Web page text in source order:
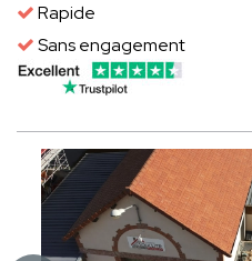
Rapide
Sans engagement